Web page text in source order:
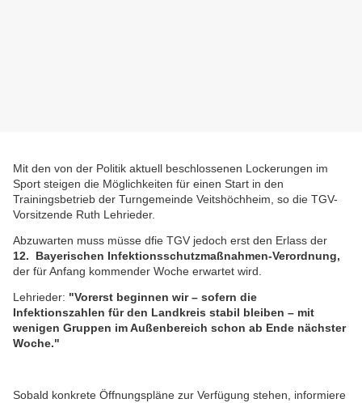
Mit den von der Politik aktuell beschlossenen Lockerungen im
Sport steigen die Möglichkeiten für einen Start in den
Trainingsbetrieb der Turngemeinde Veitshöchheim, so die TGV-
Vorsitzende Ruth Lehrieder.
Abzuwarten muss müsse dfie TGV jedoch erst den Erlass der
12. Bayerischen Infektionsschutzmaßnahmen-Verordnung,
der für Anfang kommender Woche erwartet wird.
Lehrieder: "Vorerst beginnen wir – sofern die
Infektionszahlen für den Landkreis stabil bleiben – mit
wenigen Gruppen im Außenbereich schon ab Ende nächster
Woche."
Sobald konkrete Öffnungspläne zur Verfügung stehen, informiere